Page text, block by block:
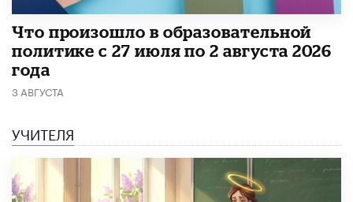
​Что произошло в образовательной
политике с 27 июля по 2 августа 2026
года
3 АВГУСТА
УЧИТЕЛЯ